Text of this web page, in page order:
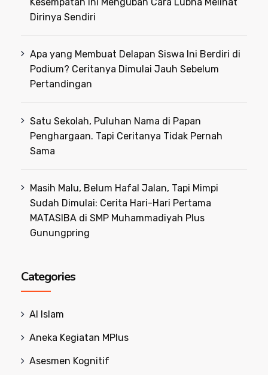
Dirinya Sendiri
Apa yang Membuat Delapan Siswa Ini Berdiri di
Podium? Ceritanya Dimulai Jauh Sebelum
Pertandingan
Satu Sekolah, Puluhan Nama di Papan
Penghargaan. Tapi Ceritanya Tidak Pernah
Sama
Masih Malu, Belum Hafal Jalan, Tapi Mimpi
Sudah Dimulai: Cerita Hari-Hari Pertama
MATASIBA di SMP Muhammadiyah Plus
Gunungpring
Categories
Al Islam
Aneka Kegiatan MPlus
Asesmen Kognitif